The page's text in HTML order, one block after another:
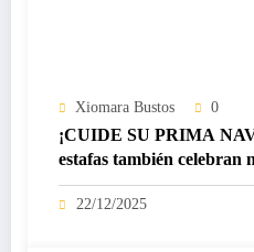
Xiomara Bustos 0
¡CUIDE SU PRIMA
estafas también celebran
22/12/2025